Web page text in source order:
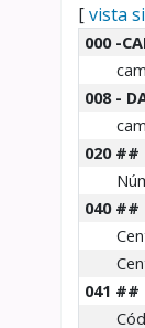
[vista
000 -
008 -
020 ##
040 ##
041 ##